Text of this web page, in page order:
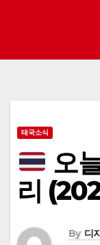
태국소식
오
리
By 디